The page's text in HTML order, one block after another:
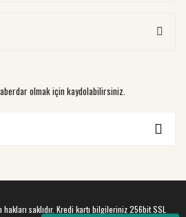
olmak için kaydolabilirsiniz.
saklıdır. Kredi kartı bilgileriniz 256bit SSL